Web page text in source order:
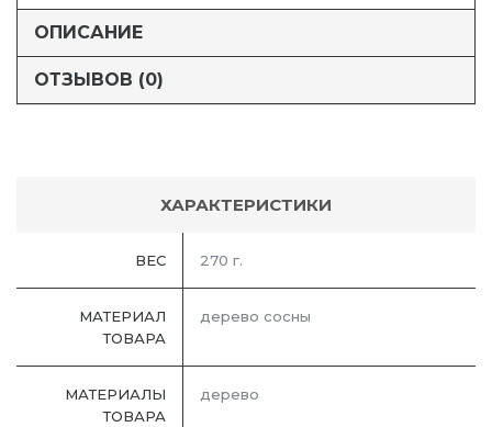
ОПИСАНИЕ
ОТЗЫВОВ (0)
ХАРАКТЕРИСТИКИ
ВЕС 270 г.
МАТЕРИАЛ
ТОВАРА
дерево сосны
МАТЕРИАЛЫ
ТОВАРА
дерево